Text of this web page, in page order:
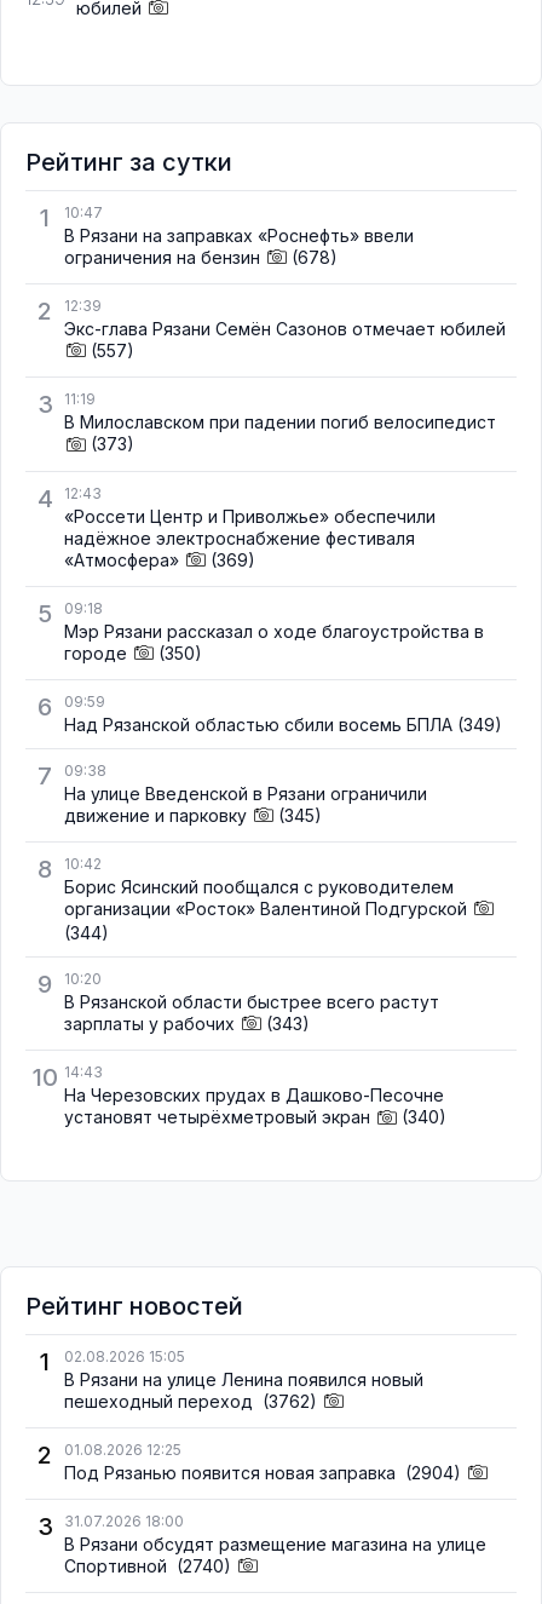
юбилей
Рейтинг за сутки
1
10:47
В Рязани на заправках «Роснефть» ввели
ограничения на бензин
(678)
2 12:39
Экс-глава Рязани Семён Сазонов отмечает юбилей
(557)
3 11:19
В Милославском при падении погиб велосипедист
(373)
4 12:43
«Россети Центр и Приволжье» обеспечили
надёжное электроснабжение фестиваля
«Атмосфера»
(369)
5 09:18
Мэр Рязани рассказал о ходе благоустройства в
городе
(350)
6 09:59
Над Рязанской областью сбили восемь БПЛА (349)
7 09:38
На улице Введенской в Рязани ограничили
движение и парковку
(345)
8 10:42
Борис Ясинский пообщался с руководителем
организации «Росток» Валентиной Подгурской
(344)
9 10:20
В Рязанской области быстрее всего растут
зарплаты у рабочих
(343)
10 14:43
На Черезовских прудах в Дашково-Песочне
установят четырёхметровый экран
(340)
Рейтинг новостей
1
02.08.2026 15:05
В Рязани на улице Ленина появился новый
пешеходный переход (3762)
2 01.08.2026 12:25
Под Рязанью появится новая заправка (2904)
3 31.07.2026 18:00
В Рязани обсудят размещение магазина на улице
Спортивной (2740)